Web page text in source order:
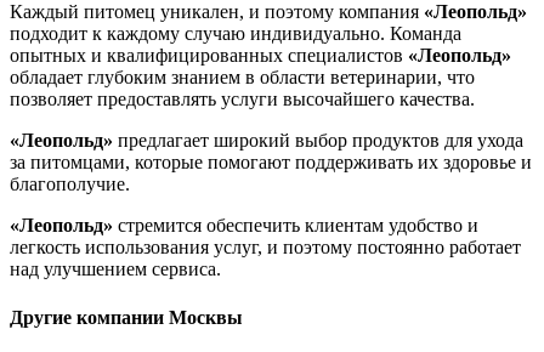
Каждый питомец уникален, и поэтому компания «Леопольд»
подходит к каждому случаю индивидуально. Команда
опытных и квалифицированных специалистов «Леопольд»
обладает глубоким знанием в области ветеринарии, что
позволяет предоставлять услуги высочайшего качества.
«Леопольд» предлагает широкий выбор продуктов для ухода
за питомцами, которые помогают поддерживать их здоровье и
благополучие.
«Леопольд» стремится обеспечить клиентам удобство и
легкость использования услуг, и поэтому постоянно работает
над улучшением сервиса.
Другие компании Москвы